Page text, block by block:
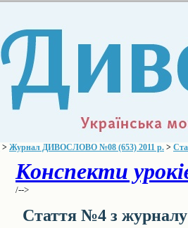
> Журнал ДИВОСЛОВО №08 (653) 2011 р. >
Конспекти
/-->
Стаття №4 з